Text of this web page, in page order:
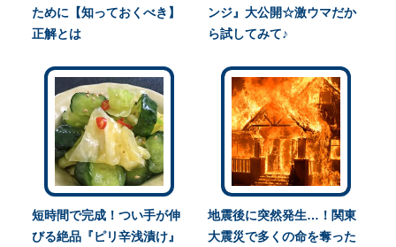
ために【知っておくべき】
正解とは
ンジ』大公開☆激ウマだか
ら試してみて♪
短時間で完成！つい手が伸
びる絶品『ピリ辛浅漬け』
地震後に突然発生…！関東
大震災で多くの命を奪った